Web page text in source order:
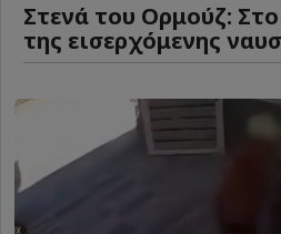
Στενά του Ορμούζ:
της εισερχόμενης